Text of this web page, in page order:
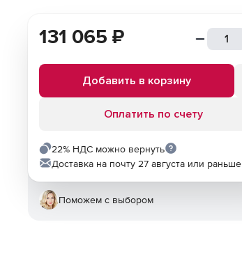
131 065 ₽
Добавить в корзину
Оплатить по счету
22% НДС можно вернуть
Доставка на почту 27 августа или раньше
Поможем с выбором